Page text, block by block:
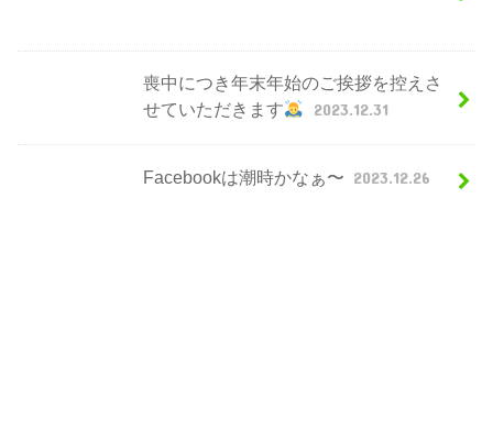
喪中につき年末年始のご挨拶を控えさ
せていただきます
2023.12.31
Facebookは潮時かなぁ〜 2023.12.26